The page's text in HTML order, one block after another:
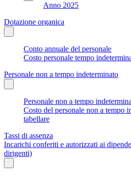
Anno 2025
Dotazione organica
Conto annuale del personale
Costo personale tempo
Personale non a tempo indeterminato
Personale non a tempo
Costo del personale non a tempo
tabellare
Tassi di assenza
Incarichi conferiti e autorizzati ai
dirigenti)